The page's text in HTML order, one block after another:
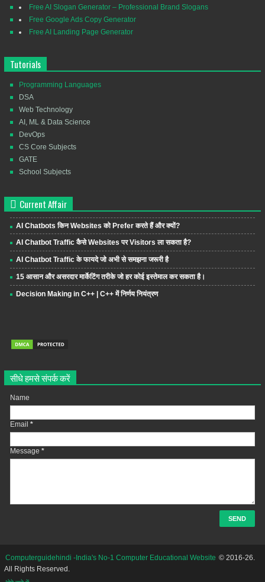
Free AI Slogan Generator – Professional Brand Slogans
Free Google Ads Copy Generator
Free AI Landing Page Generator
Tutorials
Programming Languages
DSA
Web Technology
AI, ML & Data Science
DevOps
CS Core Subjects
GATE
School Subjects
Current Affair
AI Chatbots किन Websites को Prefer करते हैं और क्यों?
AI Chatbot Traffic कैसे Websites पर Visitors ला सकता है?
AI Chatbot Traffic के फायदे जो अभी से समझना जरूरी है
15 आसान और असरदार मार्केटिंग तरीके जो हर कोई इस्तेमाल कर सकता है।
Decision Making in C++ | C++ में निर्णय नियंत्रण
सीधे हमसे संपर्क करें
Name
Email *
Message *
Computerguidehindi -India's No-1 Computer Educational Website © 2016-26.
All Rights Reserved.